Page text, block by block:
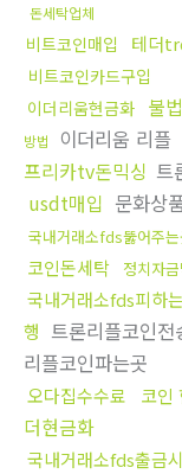
돈세탁업체
비트코인매입 테더
비트코인카드구입
이더리움현금화 불
방법
이더리움 리플
프리카tv돈믹싱 트
usdt매입 문화상
국내거래소fds뚫어주
코인돈세탁 정치자
국내거래소fds피하
행 트론리플코인전
리플코인파는곳
오다집수수료 코인
더현금화
국내거래소fds출금